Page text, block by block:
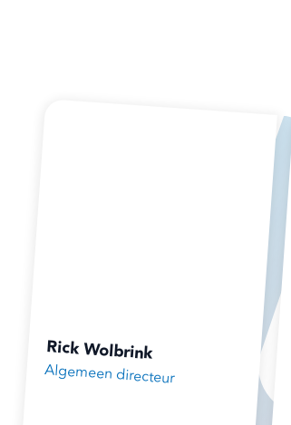
Rick Wolbrink
Algemeen directeur